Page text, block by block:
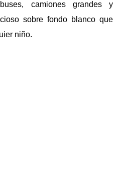
camiones grandes y
sobre fondo blanco que
niño.